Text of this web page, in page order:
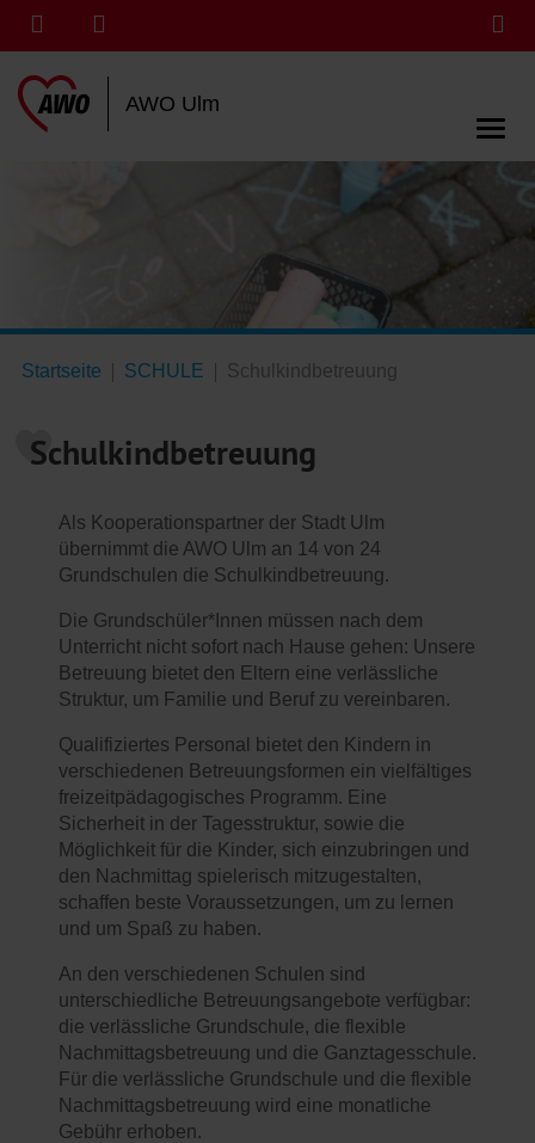
AWO Ulm
Startseite SCHULE Schulkindbetreuung
Schulkindbetreuung
Als Kooperationspartner der Stadt Ulm
übernimmt die AWO Ulm an 14 von 24
Grundschulen die Schulkindbetreuung.
Die Grundschüler*Innen müssen nach dem
Unterricht nicht sofort nach Hause gehen: Unsere
Betreuung bietet den Eltern eine verlässliche
Struktur, um Familie und Beruf zu vereinbaren.
Qualifiziertes Personal bietet den Kindern in
verschiedenen Betreuungsformen ein vielfältiges
freizeitpädagogisches Programm. Eine
Sicherheit in der Tagesstruktur, sowie die
Möglichkeit für die Kinder, sich einzubringen und
den Nachmittag spielerisch mitzugestalten,
schaffen beste Voraussetzungen, um zu lernen
und um Spaß zu haben.
An den verschiedenen Schulen sind
unterschiedliche Betreuungsangebote verfügbar:
die verlässliche Grundschule, die flexible
Nachmittagsbetreuung und die Ganztagesschule.
Für die verlässliche Grundschule und die flexible
Nachmittagsbetreuung wird eine monatliche
Gebühr erhoben.